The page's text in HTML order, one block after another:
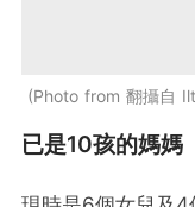
Photo from 翻攝自
已是10孩的媽媽